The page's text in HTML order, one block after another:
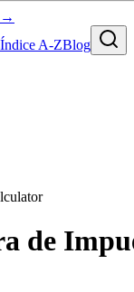
→
Índice A-ZBlog
de